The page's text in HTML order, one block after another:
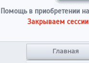
Помощь в приобретении
Закрываем
Главная